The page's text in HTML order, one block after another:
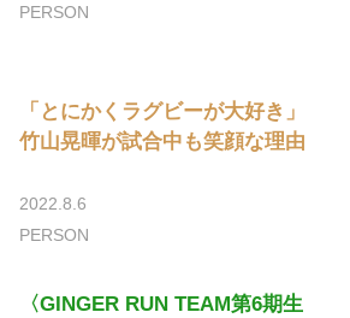
PERSON
「とにかくラグビーが大好き」
竹山晃暉が試合中も笑顔な理由
2022.8.6
PERSON
〈GINGER RUN TEAM第6期生